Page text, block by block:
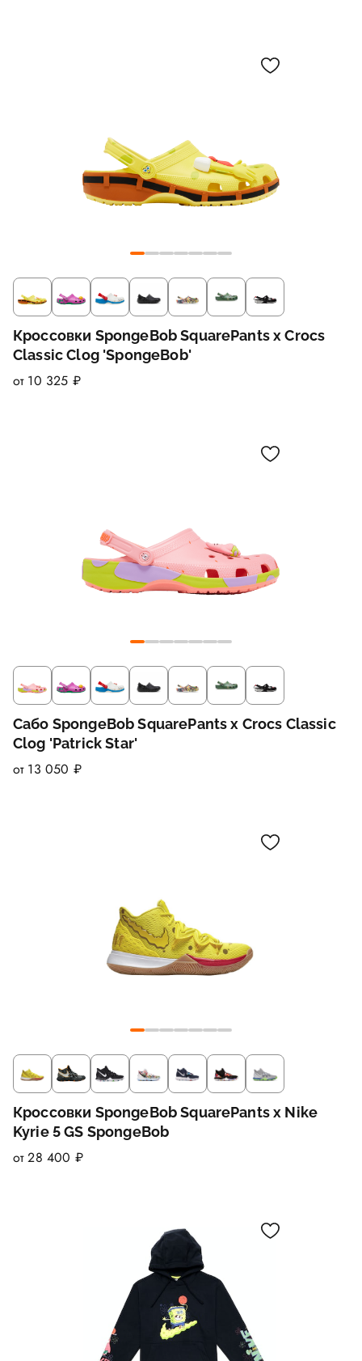
Кроссовки SpongeBob SquarePants x Crocs
Classic Clog 'SpongeBob'
от 10 325 ₽
Сабо SpongeBob SquarePants x Crocs Classic
Clog 'Patrick Star'
от 13 050 ₽
Кроссовки SpongeBob SquarePants x Nike
Kyrie 5 GS SpongeBob
от 28 400 ₽